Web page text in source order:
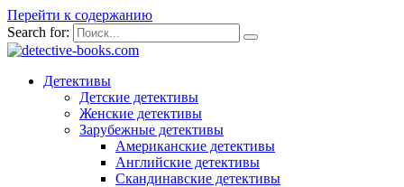
Перейти к содержанию
Search for:
Детективы
Детские детективы
Женские детективы
Зарубежные детективы
Американские детективы
Английские детективы
Скандинавские детективы